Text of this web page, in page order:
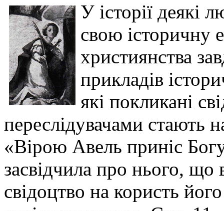
У історії деякі
свою історичну
християнства
прикладів
які покликані
переслідувачами стають
«Вірою Авель приніс
засвідчила про нього, що
свідоцтво на користь